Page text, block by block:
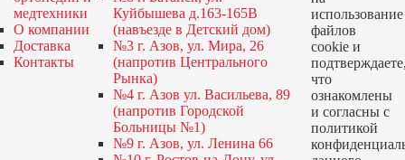
медтехники
О компании
Доставка
Контакты
Куйбышева д.163-165В
(навъезде в Детский дом)
№3 г. Азов, ул. Мира, 26
(напротив Центрального
Рынка)
№4 г. Азов ул. Васильева, 89
(напротив Городской
Больницы №1)
№9 г. Азов, ул. Ленина 66
использование
файлов
cookie и
что
ознакомлены
и согласны с
политикой